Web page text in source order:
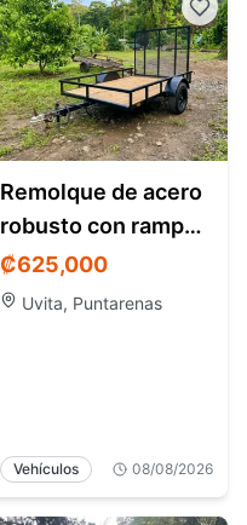
Remolque de acero
robusto con rampa
— ideal para motos,
cuadraciclos, s
₡625,000
Uvita, Puntarenas
Vehículos 08/08/2026